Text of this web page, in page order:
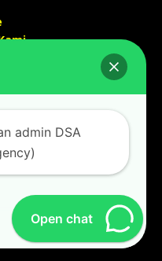
007 Jatinegara,
021 48671259
admin DSA
Open chat